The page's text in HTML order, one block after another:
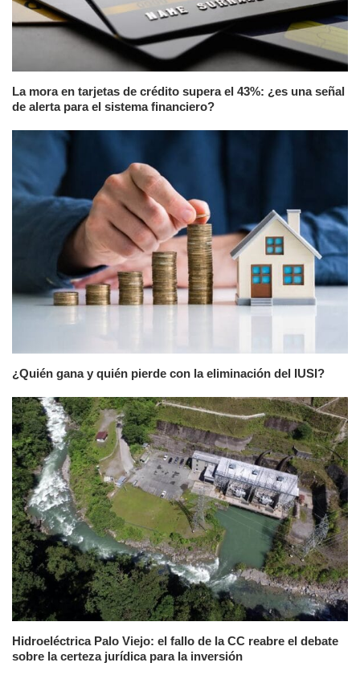
La mora en tarjetas de crédito supera el 43%: ¿es una señal
de alerta para el sistema financiero?
¿Quién gana y quién pierde con la eliminación del IUSI?
Hidroeléctrica Palo Viejo: el fallo de la CC reabre el debate
sobre la certeza jurídica para la inversión